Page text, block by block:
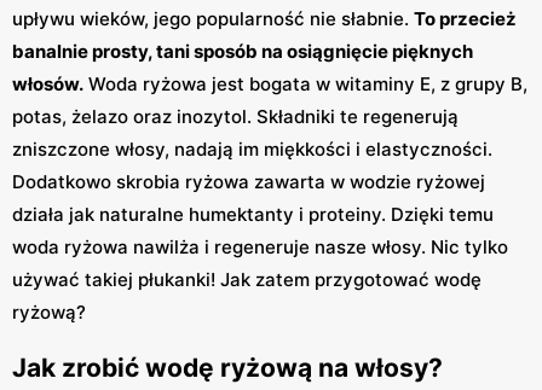
upływu wieków, jego popularność nie słabnie. To przecież
banalnie prosty, tani sposób na osiągnięcie pięknych
włosów. Woda ryżowa jest bogata w witaminy E, z grupy B,
potas, żelazo oraz inozytol. Składniki te regenerują
zniszczone włosy, nadają im miękkości i elastyczności.
Dodatkowo skrobia ryżowa zawarta w wodzie ryżowej
działa jak naturalne humektanty i proteiny. Dzięki temu
woda ryżowa nawilża i regeneruje nasze włosy. Nic tylko
używać takiej płukanki! Jak zatem przygotować wodę
ryżową?
Jak zrobić wodę ryżową na włosy?